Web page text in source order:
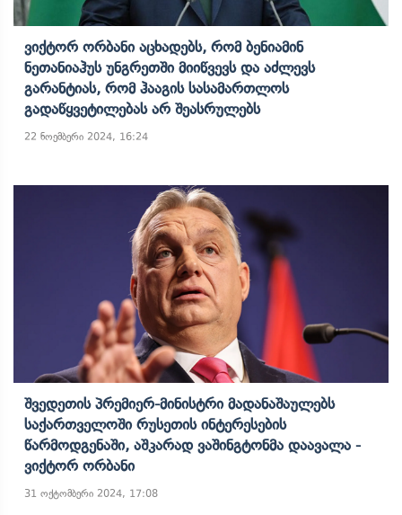
Ვიქტორ Ორბანი Აცხადებს, Რომ Ბენიამინ
Ნეთანიაჰუს Უნგრეთში Მიიწვევს Და Აძლევს
Გარანტიას, Რომ Ჰააგის Სასამართლოს
Გადაწყვეტილებას Არ Შეასრულებს
22 ნოემბერი 2024, 16:24
Შვედეთის Პრემიერ-Მინისტრი Მადანაშაულებს
Საქართველოში Რუსეთის Ინტერესების
Წარმოდგენაში, Აშკარად Ვაშინგტონმა Დაავალა -
Ვიქტორ Ორბანი
31 ოქტომბერი 2024, 17:08